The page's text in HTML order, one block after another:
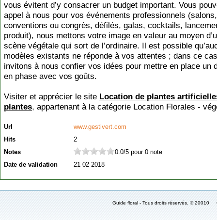
vous évitent d’y consacrer un budget important. Vous
appel à nous pour vos événements professionnels (salons,
conventions ou congrès, défilés, galas, cocktails,
produit), nous mettons votre image en valeur au moyen
scène végétale qui sort de l’ordinaire. Il est possible
modèles existants ne réponde à vos attentes ; dans ce
invitons à nous confier vos idées pour mettre en place un
en phase avec vos goûts.
Visiter et apprécier le site Location de plantes
plantes, appartenant à la catégorie Location Florales -
Url
www.gestivert.com
Hits
2
Notes
0.0/5 pour 0 note
Date de validation
21-02-2018
Guide floral - Tous droits réservés. ©